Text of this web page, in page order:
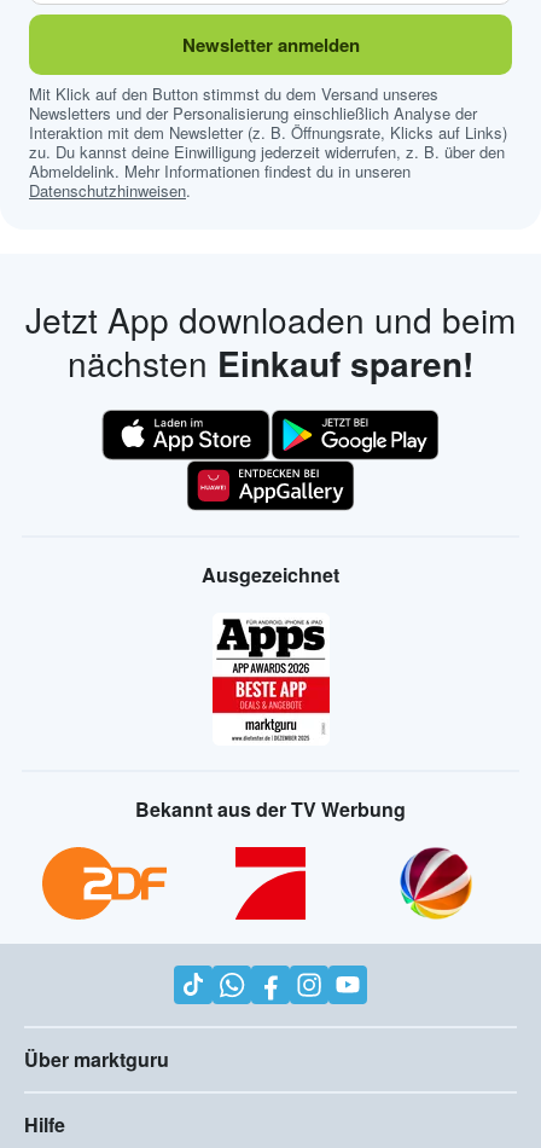
Newsletter anmelden
Mit Klick auf den Button stimmst du dem Versand unseres
Newsletters und der Personalisierung einschließlich Analyse der
Interaktion mit dem Newsletter (z. B. Öffnungsrate, Klicks auf Links)
zu. Du kannst deine Einwilligung jederzeit widerrufen, z. B. über den
Abmeldelink. Mehr Informationen findest du in unseren
Datenschutzhinweisen.
Jetzt App downloaden und beim
nächsten Einkauf sparen!
Ausgezeichnet
Bekannt aus der TV Werbung
Über marktguru
Hilfe